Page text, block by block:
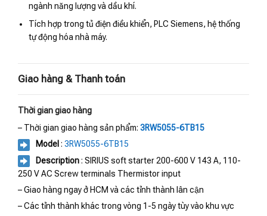
ngành năng lượng và dầu khí.
Tích hợp trong tủ điện điều khiển, PLC Siemens, hệ thống
tự động hóa nhà máy.
Giao hàng & Thanh toán
Thời gian giao hàng
– Thời gian giao hàng sản phẩm: 3RW5055-6TB15
Model : 3RW5055-6TB15
Description: SIRIUS soft starter 200-600 V 143 A, 110-
250 V AC Screw terminals Thermistor input
– Giao hàng ngay ở HCM và các tỉnh thành lân cận
– Các tỉnh thành khác trong vòng 1-5 ngày tùy vào khu vực